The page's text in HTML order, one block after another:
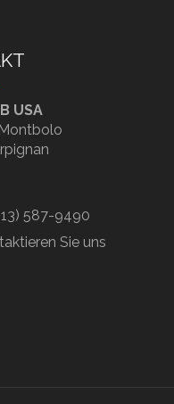
USA
587-9490
Sie uns